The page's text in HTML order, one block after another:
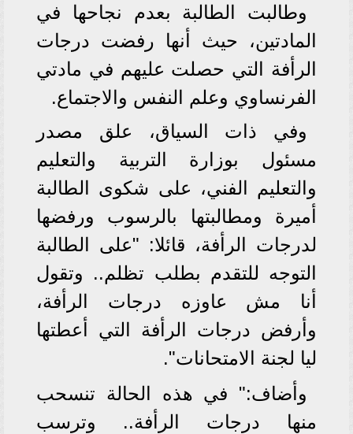
وطالبت الطالبة بعدم نجاحها في
المادتين، حيث أنها رفضت درجات
الرأفة التي حصلت عليهم في مادتي
الفرنساوي وعلم النفس والاجتماع.
وفي ذات السياق، علق مصدر
مسئول بوزارة التربية والتعليم
والتعليم الفني، على شكوى الطالبة
أميرة ومطالبتها بالرسوب ورفضها
لدرجات الرأفة، قائلا: "على الطالبة
التوجه للتقدم بطلب تظلم.. وتقول
أنا مش عاوزه درجات الرأفة،
وأرفض درجات الرأفة التي أعطتها
ليا لجنة الامتحانات".
وأضاف:" في هذه الحالة تنسحب
منها درجات الرأفة.. وترسب